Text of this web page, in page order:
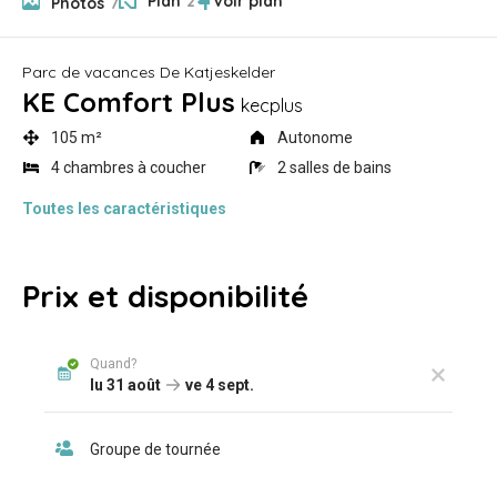
Parc de vacances De Katjeskelder
KE Comfort Plus kecplus
105 m²
Autonome
4 chambres à coucher
2 salles de bains
Toutes les caractéristiques
Prix et disponibilité